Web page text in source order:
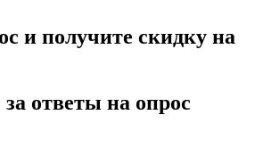
и получите скидку на
ответы на опрос